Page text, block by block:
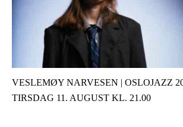
VESLEMØY NARVESEN | OSLOJAZZ
TIRSDAG 11. AUGUST KL. 21.00